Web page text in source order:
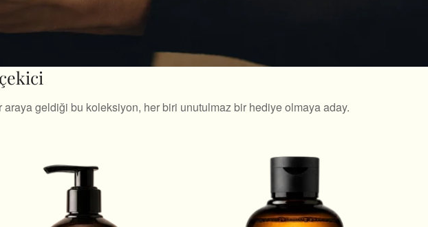
geldiği bu koleksiyon, her biri unutulmaz bir hediye olmaya aday.